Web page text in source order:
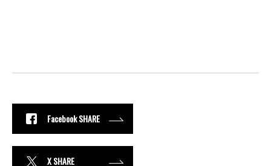
Facebook SHARE
X SHARE